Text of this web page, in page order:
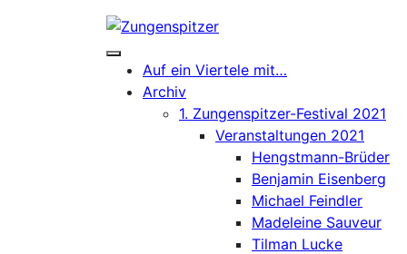
Auf ein Viertele mit…
Archiv
1. Zungenspitzer-Festival 2021
Veranstaltungen 2021
Hengstmann-Brüder
Benjamin Eisenberg
Michael Feindler
Madeleine Sauveur
Tilman Lucke